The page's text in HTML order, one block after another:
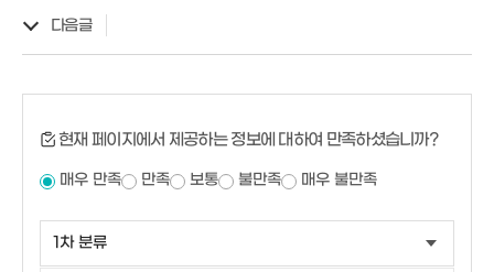
다음글
현재 페이지에서 제공하는 정보에 대하여 만족하셨습니까?
매우 만족 만족 보통 불만족 매우 불만족